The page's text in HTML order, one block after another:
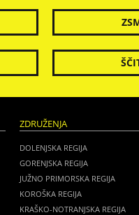
ZDRUŽENJA
DOLENJSKA REGIJA
GORENJSKA REGIJA
JUŽNO PRIMORSKA REGIJA
KOROŠKA REGIJA
KRAŠKO-NOTRANJSKA REGIJA